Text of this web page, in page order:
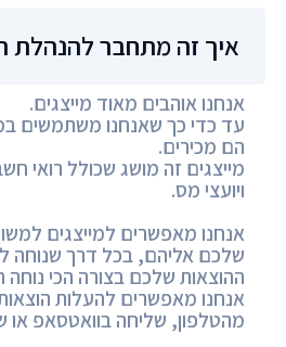
איך זה מתחבר להנהלת
אנחנו אוהבים מאוד מייצגים.
עד כדי כך שאנחנו משתמשים
הם מכירים.
מייצגים זה מושג שכולל רואי
ויועצי מס.
אנחנו מאפשרים למייצגים
שלכם אליהם, בכל דרך שנוחה
ההוצאות שלכם בצורה הכי
אנחנו מאפשרים להעלות
מהטלפון, שליחה בוואטסאפ או